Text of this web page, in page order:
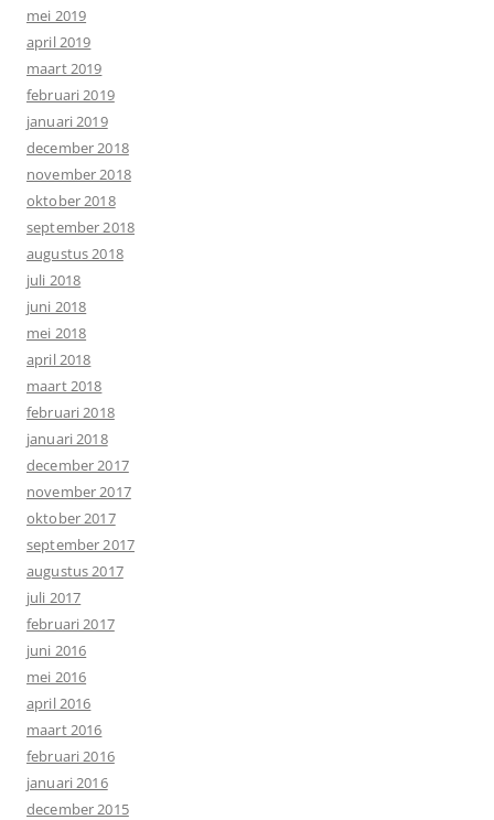
mei 2019
april 2019
maart 2019
februari 2019
januari 2019
december 2018
november 2018
oktober 2018
september 2018
augustus 2018
juli 2018
juni 2018
mei 2018
april 2018
maart 2018
februari 2018
januari 2018
december 2017
november 2017
oktober 2017
september 2017
augustus 2017
juli 2017
februari 2017
juni 2016
mei 2016
april 2016
maart 2016
februari 2016
januari 2016
december 2015